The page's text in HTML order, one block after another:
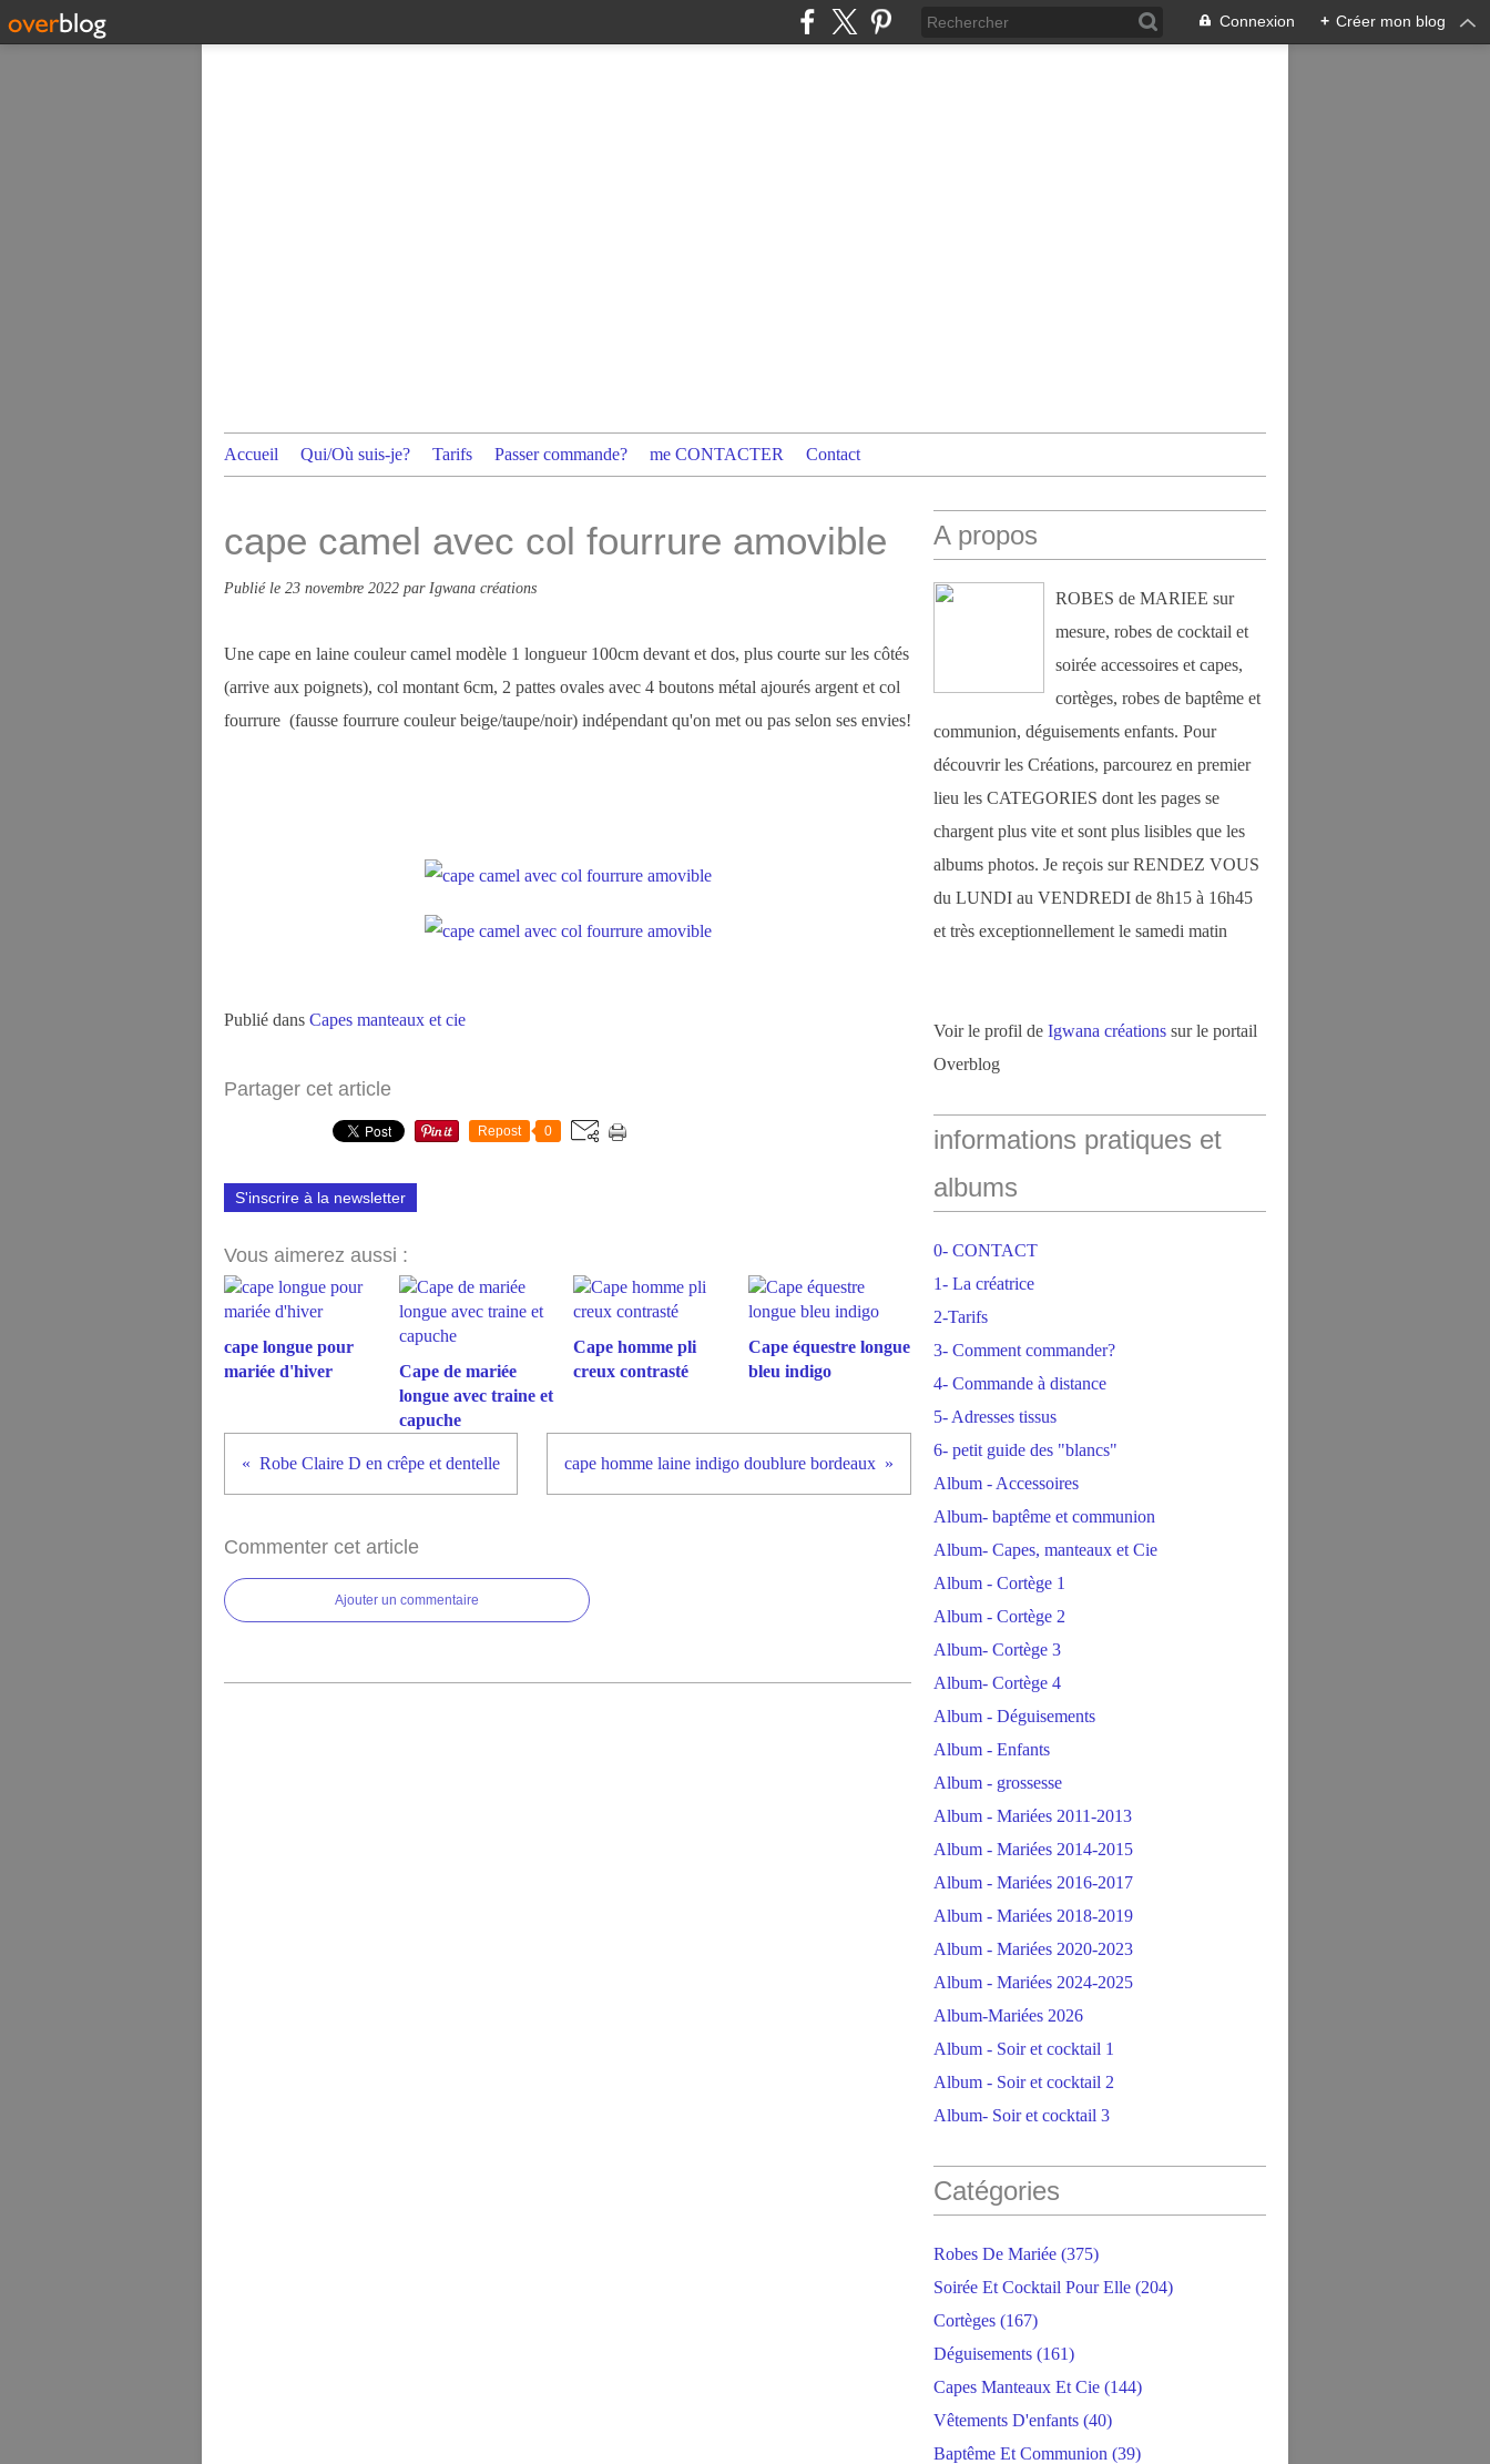
Connexion + Créer mon blog
Accueil Qui/Où suis-je? Tarifs Passer commande? me CONTACTER Contact
cape camel avec col fourrure amovible
Publié le 23 novembre 2022 par Igwana créations
Une cape en laine couleur camel modèle 1 longueur 100cm devant et dos, plus courte sur les côtés
(arrive aux poignets), col montant 6cm, 2 pattes ovales avec 4 boutons métal ajourés argent et col
fourrure (fausse fourrure couleur beige/taupe/noir) indépendant qu'on met ou pas selon ses envies!
Publié dans Capes manteaux et cie
Partager cet article
Repost 0
S'inscrire à la newsletter
Vous aimerez aussi :
cape longue pour
mariée d'hiver
Cape de mariée
longue avec traine et
capuche
Cape homme pli
creux contrasté
Cape équestre longue
bleu indigo
Robe Claire D en crêpe et dentelle cape homme laine indigo doublure bordeaux
Commenter cet article
Ajouter un commentaire
A propos
ROBES de MARIEE sur
mesure, robes de cocktail et
soirée accessoires et capes,
cortèges, robes de baptême et
communion, déguisements enfants. Pour
découvrir les Créations, parcourez en premier
lieu les CATEGORIES dont les pages se
chargent plus vite et sont plus lisibles que les
albums photos. Je reçois sur RENDEZ VOUS
du LUNDI au VENDREDI de 8h15 à 16h45
et très exceptionnellement le samedi matin
Voir le profil de Igwana créations sur le portail
Overblog
informations pratiques et
albums
0- CONTACT
1- La créatrice
2-Tarifs
3- Comment commander?
4- Commande à distance
5- Adresses tissus
6- petit guide des "blancs"
Album - Accessoires
Album- baptême et communion
Album- Capes, manteaux et Cie
Album - Cortège 1
Album - Cortège 2
Album- Cortège 3
Album- Cortège 4
Album - Déguisements
Album - Enfants
Album - grossesse
Album - Mariées 2011-2013
Album - Mariées 2014-2015
Album - Mariées 2016-2017
Album - Mariées 2018-2019
Album - Mariées 2020-2023
Album - Mariées 2024-2025
Album-Mariées 2026
Album - Soir et cocktail 1
Album - Soir et cocktail 2
Album- Soir et cocktail 3
Catégories
Robes De Mariée (375)
Soirée Et Cocktail Pour Elle (204)
Cortèges (167)
Déguisements (161)
Capes Manteaux Et Cie (144)
Vêtements D'enfants (40)
Baptême Et Communion (39)